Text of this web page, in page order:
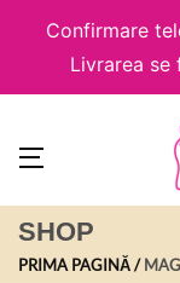
Confirmare
Livrarea se
SHOP
PRIMA PAGINĂ